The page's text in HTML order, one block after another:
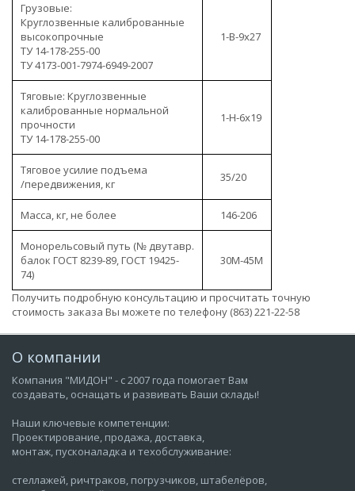
Грузовые:
Круглозвенные калиброванные
высокопрочные
ТУ 14-178-255-00
ТУ 4173-001-7974-6949-2007
1-В-9x27
Тяговые: Круглозвенные
калиброванные нормальной
прочности
ТУ 14-178-255-00
1-H-6x19
Тяговое усилие подъема
/передвижения, кг
35/20
Масса, кг, не более 146-206
Монорельсовый путь (№ двутавр.
балок ГОСТ 8239-89, ГОСТ 19425-
74)
30M-45M
Получить подробную консультацию и просчитать точную
стоимость заказа Вы можете по телефону (863) 221-22-58
О компании
Компания "МИДОН" - с 2007 года помогает Вам
создавать, оснащать и развивать Ваши склады!
Наши ключевые компетенции:
Проектирование, продажа, доставка,
монтаж, пусконаладка и техобслуживание:
стеллажей, ричтраков, погрузчиков, штабелёров,